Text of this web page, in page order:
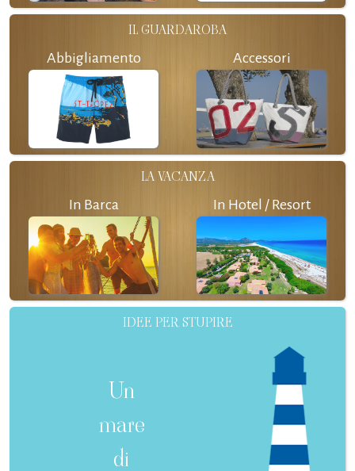
IL GUARDAROBA
Abbigliamento Accessori
LA VACANZA
In Barca In Hotel / Resort
IDEE PER STUPIRE
Un
mare
di